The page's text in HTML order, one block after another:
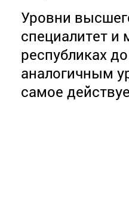
Уровни
специалитет и
республиках
аналогичным
самое